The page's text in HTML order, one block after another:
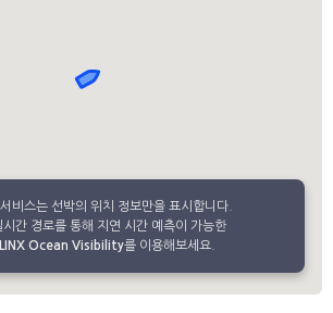
비스는 선박의 위치 정보만을 표시합니다.
시간 경로를 통해 지연 시간 예측이 가능한
Ocean Visibility를 이용해보세요.